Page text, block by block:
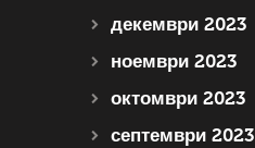
декември 2023
ноември 2023
октомври 2023
септември 2023